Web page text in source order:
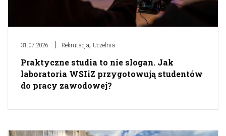
31.07.2026 Rekrutacja, Uczelnia
Praktyczne studia to nie slogan. Jak
laboratoria WSIiZ przygotowują studentów
do pracy zawodowej?